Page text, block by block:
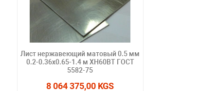
Лист нержавеющий матовый 0.5 мм
0.2-0.36х0.65-1.4 м ХН60ВТ ГОСТ
5582-75
8 064 375,00 KGS